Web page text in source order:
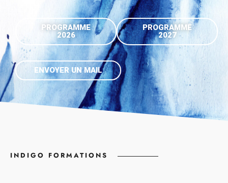
PROGRAMME
2026
PROGRAMME
2027
ENVOYER UN MAIL
INDIGO FORMATIONS